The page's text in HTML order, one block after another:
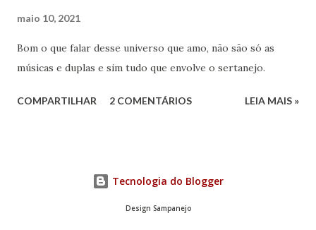
maio 10, 2021
Bom o que falar desse universo que amo, não são só as
músicas e duplas e sim tudo que envolve o sertanejo.
COMPARTILHAR 2 COMENTÁRIOS LEIA MAIS »
Tecnologia do Blogger
Design Sampanejo